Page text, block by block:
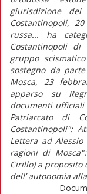
giurisdizione del
Costantinopoli,
russa... ha
Costantinopoli
gruppo
sostegno da
Mosca, 23
apparso su
documenti
Patriarcato di
Costantinopoli":
Lettera ad
ragioni di
Cirillo) a proposito
dell’ autonomia